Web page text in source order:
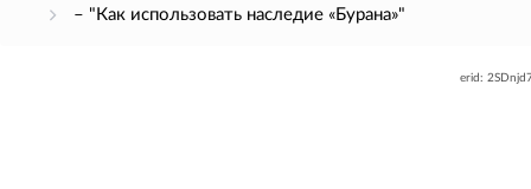
– "Как использовать наследие «Бурана»"
erid: